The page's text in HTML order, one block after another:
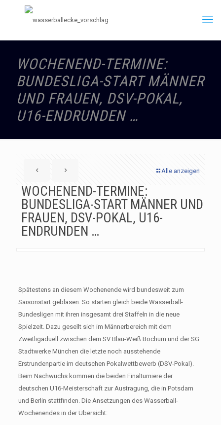
WOCHENEND-TERMINE:
BUNDESLIGA-START MÄNNER
UND FRAUEN, DSV-POKAL,
U16-ENDRUNDEN …
Alle anzeigen
WOCHENEND-TERMINE:
BUNDESLIGA-START MÄNNER UND
FRAUEN, DSV-POKAL, U16-
ENDRUNDEN …
Spätestens an diesem Wochenende wird bundesweit zum
Saisonstart geblasen: So starten gleich beide Wasserball-
Bundesligen mit ihren insgesamt drei Staffeln in die neue
Spielzeit. Dazu gesellt sich im Männerbereich mit dem
Zweitligaduell zwischen dem SV Blau-Weiß Bochum und der SG
Stadtwerke München die letzte noch ausstehende
Erstrundenpartie im deutschen Pokalwettbewerb (DSV-Pokal).
Beim Nachwuchs kommen die beiden Finalturniere der
deutschen U16-Meisterschaft zur Austragung, die in Potsdam
und Berlin stattfinden. Die Ansetzungen des Wasserball-
Wochenendes in der Übersicht: